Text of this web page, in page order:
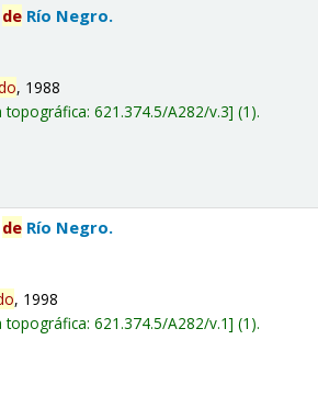
de Río Negro.
, 1988
topográfica:621.374.5/A282/v.3 (1).
de Río Negro.
, 1998
topográfica:621.374.5/A282/v.1 (1).